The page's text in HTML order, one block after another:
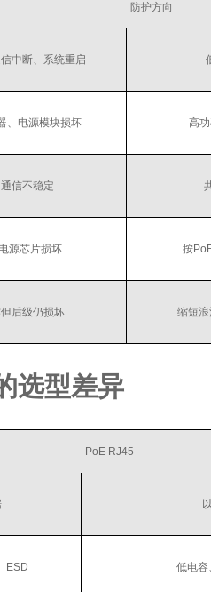
防护方向
中断、系统重启
、电源模块损坏 高
信不稳定
源芯片损坏 按
后级仍损坏 缩短浪
选型差异
PoE RJ45
ESD 低电容